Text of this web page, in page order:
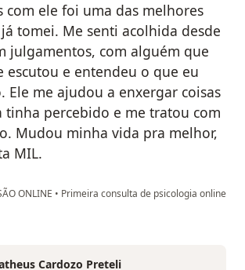
com ele foi uma das melhores
tomei. Me senti acolhida desde
julgamentos, com alguém que
escutou e entendeu o que eu
Ele me ajudou a enxergar coisas
tinha percebido e me tratou com
Mudou minha vida pra melhor,
MIL.
ONLINE • Primeira consulta de psicologia online
K. E.
Cardozo Preteli